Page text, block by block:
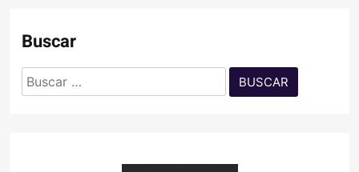
Buscar
Buscar: